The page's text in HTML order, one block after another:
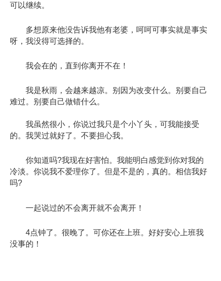
可以继续。
多想原来他没告诉我他有老婆，呵呵可事实就是事实
呀，我没得可选择的。
我会在的，直到你离开不在！
我是秋雨，会越来越凉。别因为改变什么。别要自己
难过。别要自己做错什么。
我虽然很小，你说过我只是个小丫头，可我能接受
的。我哭过就好了。不要担心我。
你知道吗?我现在好害怕。我能明白感觉到你对我的
冷淡。你说我不爱理你了。但是不是的，真的。相信我好
吗?
一起说过的不会离开就不会离开！
4点钟了。很晚了。可你还在上班。好好安心上班我
没事的！